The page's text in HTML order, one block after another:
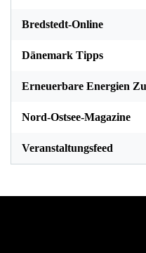
Bredstedt-Online
Dänemark Tipps
Erneuerbare Energien
Nord-Ostsee-Magazine
Veranstaltungsfeed